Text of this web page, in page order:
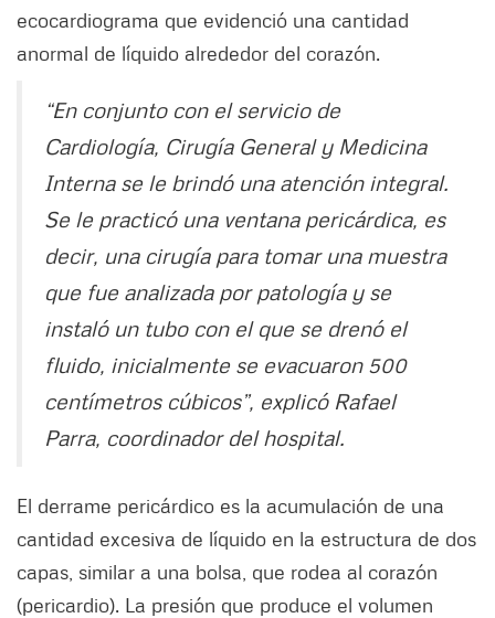
ecocardiograma que evidenció una cantidad
anormal de líquido alrededor del corazón.
“En conjunto con el servicio de
Cardiología, Cirugía General y Medicina
Interna se le brindó una atención integral.
Se le practicó una ventana pericárdica, es
decir, una cirugía para tomar una muestra
que fue analizada por patología y se
instaló un tubo con el que se drenó el
fluido, inicialmente se evacuaron 500
centímetros cúbicos”, explicó Rafael
Parra, coordinador del hospital.
El derrame pericárdico es la acumulación de una
cantidad excesiva de líquido en la estructura de dos
capas, similar a una bolsa, que rodea al corazón
(pericardio). La presión que produce el volumen